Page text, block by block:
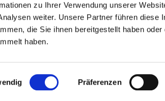
zu Ihrer Verwendung unserer
weiter. Unsere Partner führen
die Sie ihnen bereitgestellt haben
haben.
Präferenzen
Kontaktinformationen Cookie-